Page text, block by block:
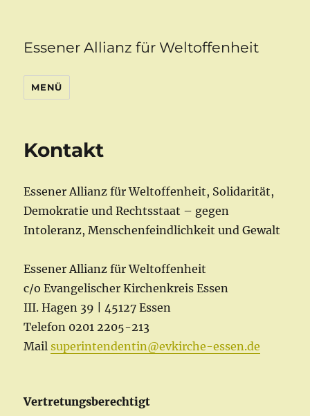
Essener Allianz für Weltoffenheit
MENÜ
Kontakt
Essener Allianz für Weltoffenheit, Solidarität,
Demokratie und Rechtsstaat – gegen
Intoleranz, Menschenfeindlichkeit und Gewalt
Essener Allianz für Weltoffenheit
c/o Evangelischer Kirchenkreis Essen
III. Hagen 39 | 45127 Essen
Telefon 0201 2205-213
Mailsuperintendentin@evkirche-essen.de
Vertretungsberechtigt